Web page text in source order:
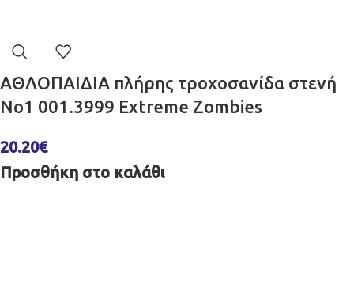
ΑΘΛΟΠΑΙΔΙΑ πλήρης τροχοσανίδα στενή
No1 001.3999 Extreme Zombies
20.20€
Προσθήκη στο καλάθι